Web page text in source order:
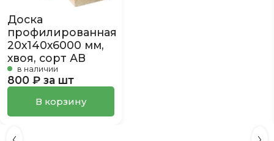
Доска
профилированная
20х140х6000 мм,
хвоя, сорт АВ
в наличии
800 ₽ за шт
В корзину